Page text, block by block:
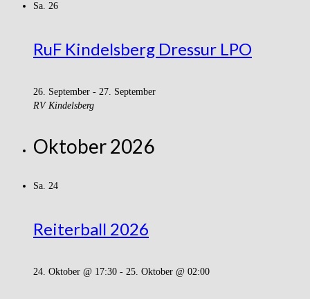
Sa. 26
RuF Kindelsberg Dressur LPO
26. September - 27. September
RV Kindelsberg
Oktober 2026
Sa. 24
Reiterball 2026
24. Oktober @ 17:30 - 25. Oktober @ 02:00